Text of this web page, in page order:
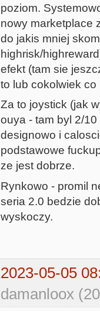
poziom.
nowy marketplace
do jakis mniej
highrisk/
efekt (tam sie
to lub cokolwiek co
Za to joystick (jak
ouya - tam byl 2/
designowo i
podstawowe
ze jest dobrze.
Rynkowo - promil
seria 2.0 bedzie
wyskoczy.
2023-05-05
damanloox